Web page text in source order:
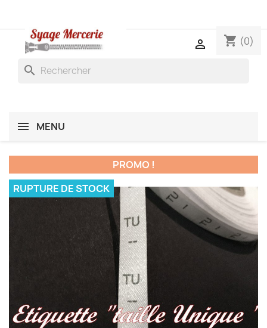
shopping_cart (0)

search
MENU
PROMO !
RUPTURE DE STOCK